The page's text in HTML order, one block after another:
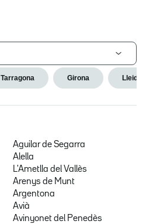
Tarragona Girona Lleida
Aguilar de Segarra
Alella
L'Ametlla del Vallès
Arenys de Munt
Argentona
Avià
Avinyonet del Penedès